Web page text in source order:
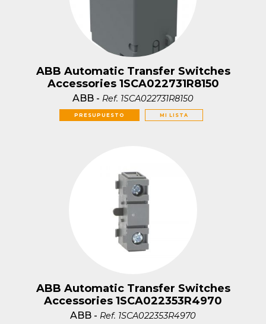
ABB Automatic Transfer Switches
Accessories 1SCA022731R8150
ABB - Ref. 1SCA022731R8150
PRESUPUESTO MI LISTA
ABB Automatic Transfer Switches
Accessories 1SCA022353R4970
ABB - Ref. 1SCA022353R4970